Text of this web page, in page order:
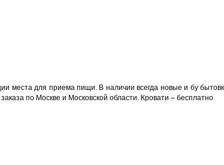
места для приема пищи. В наличии всегда новые и бу
по Москве и Московской области. Кровати – бесплатно